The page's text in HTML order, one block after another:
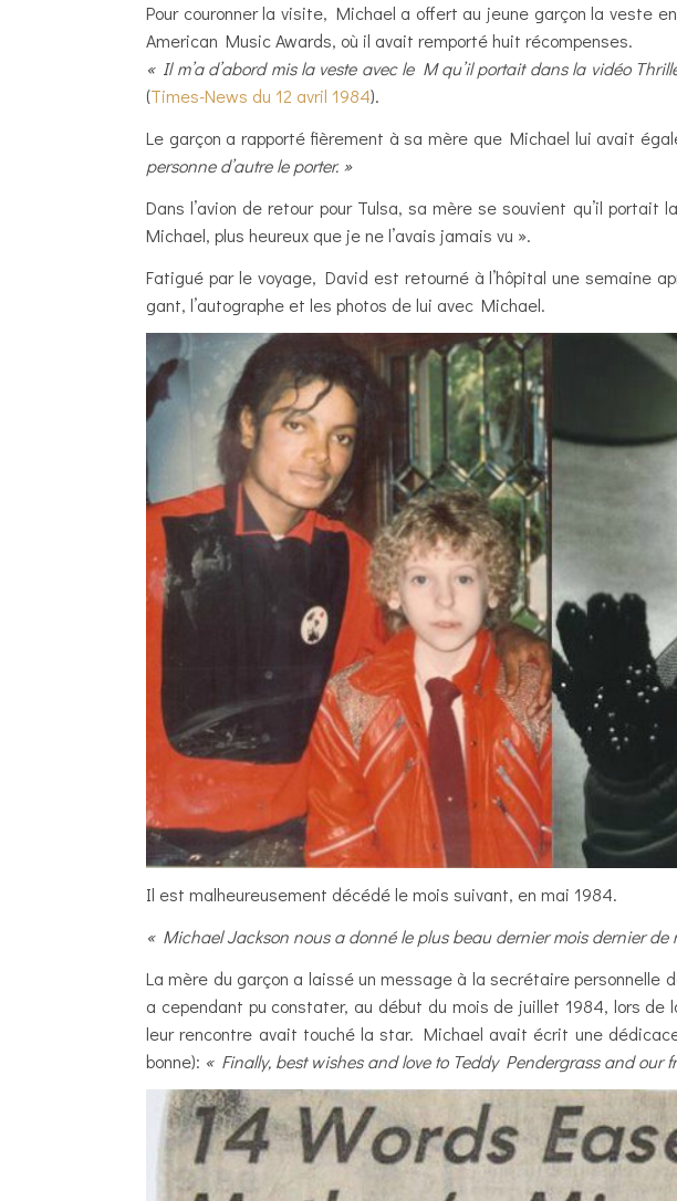
Pour couronner la visite, Michael a offert au jeune garçon la veste
American Music Awards, où il avait remporté huit récompenses.
« Il m’a d’abord mis la veste avec le M qu’il portait dans la vidéo
(Times-News du 12 avril 1984).
Le garçon a rapporté fièrement à sa mère que Michael lui avait
personne d’autre le porter. »
Dans l’avion de retour pour Tulsa, sa mère se souvient qu’il
Michael, plus heureux que je ne l’avais jamais vu ».
Fatigué par le voyage, David est retourné à l’hôpital une semaine
gant, l’autographe et les photos de lui avec Michael.
Il est malheureusement décédé le mois suivant, en mai 1984.
« Michael Jackson nous a donné le plus beau dernier mois dernier de
La mère du garçon a laissé un message à la secrétaire personnelle
a cependant pu constater, au début du mois de juillet 1984, lors de
leur rencontre avait touché la star. Michael avait écrit une
bonne): « Finally, best wishes and love to Teddy Pendergrass and our